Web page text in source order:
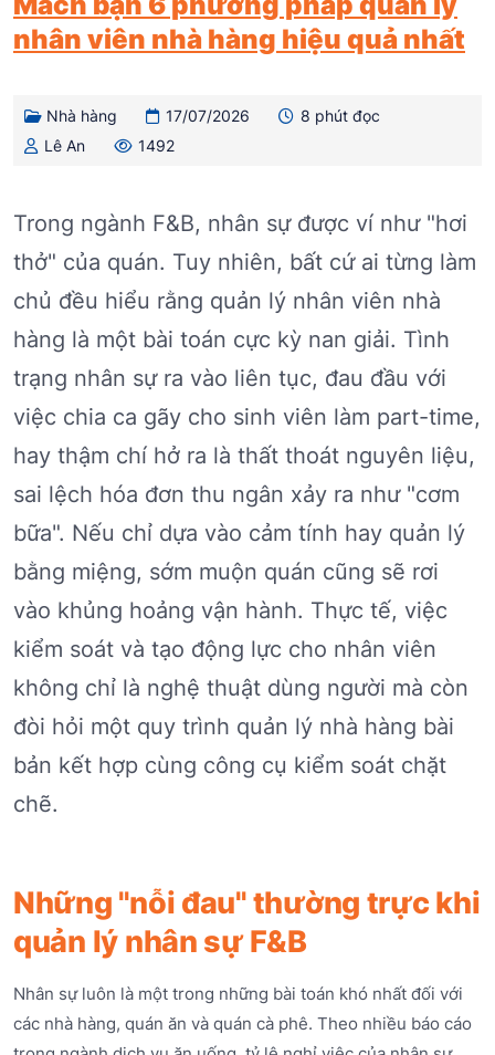
nhân viên nhà hàng hiệu quả nhất
Nhà hàng 17/07/2026
8 phút đọc
Lê An
1492
Trong ngành F&B, nhân sự được ví như "hơi
thở" của quán. Tuy nhiên, bất cứ ai từng làm
chủ đều hiểu rằng quản lý nhân viên nhà
hàng là một bài toán cực kỳ nan giải. Tình
trạng nhân sự ra vào liên tục, đau đầu với
việc chia ca gãy cho sinh viên làm part-time,
hay thậm chí hở ra là thất thoát nguyên liệu,
sai lệch hóa đơn thu ngân xảy ra như "cơm
bữa". Nếu chỉ dựa vào cảm tính hay quản lý
bằng miệng, sớm muộn quán cũng sẽ rơi
vào khủng hoảng vận hành. Thực tế, việc
kiểm soát và tạo động lực cho nhân viên
không chỉ là nghệ thuật dùng người mà còn
đòi hỏi một quy trình quản lý nhà hàng bài
bản kết hợp cùng công cụ kiểm soát chặt
chẽ.
Những "nỗi đau" thường trực khi
quản lý nhân sự F&B
Nhân sự luôn là một trong những bài toán khó nhất đối với
các nhà hàng, quán ăn và quán cà phê. Theo nhiều báo cáo